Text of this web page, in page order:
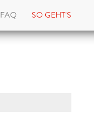
FAQ SO GEHT'S